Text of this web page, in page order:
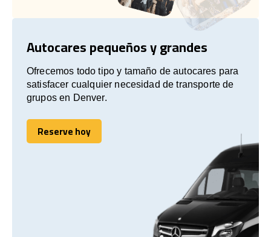
Autocares pequeños y grandes
Ofrecemos todo tipo y tamaño de autocares para
satisfacer cualquier necesidad de transporte de
grupos en Denver.
Reserve hoy
Reserve hoy